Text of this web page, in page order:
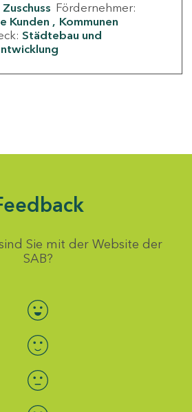
Zuschuss Fördernehmer:
Kunden
Kommunen
Städtebau und
Sie mit der Website der
SAB?
Bewertung auswählen